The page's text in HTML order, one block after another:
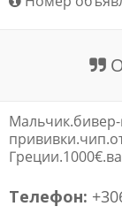
Телефон: